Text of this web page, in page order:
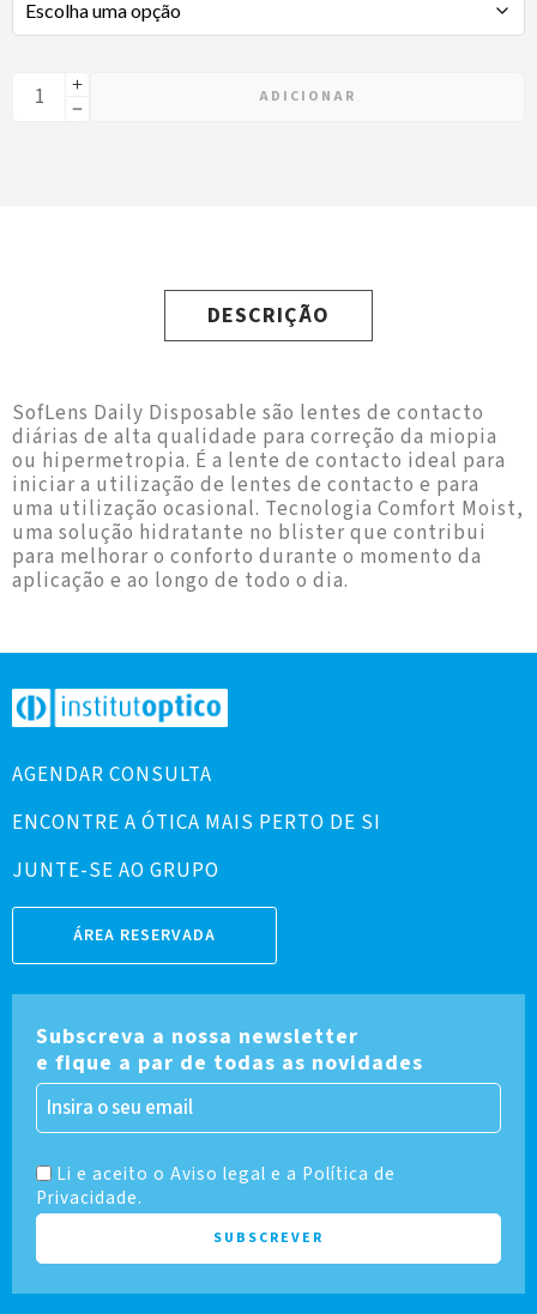
ADICIONAR
DESCRIÇÃO
SofLens Daily Disposable são lentes de contacto
diárias de alta qualidade para correção da miopia
ou hipermetropia. É a lente de contacto ideal para
iniciar a utilização de lentes de contacto e para
uma utilização ocasional. Tecnologia Comfort Moist,
uma solução hidratante no blister que contribui
para melhorar o conforto durante o momento da
aplicação e ao longo de todo o dia.
AGENDAR CONSULTA
ENCONTRE A ÓTICA MAIS PERTO DE SI
JUNTE-SE AO GRUPO
ÁREA RESERVADA
Subscreva a nossa newsletter
e fique a par de todas as novidades
Li e aceito o Aviso legal e a Política de
Privacidade.